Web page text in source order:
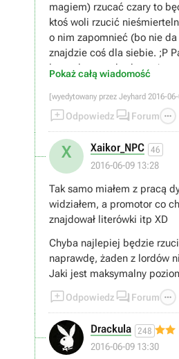
magiem) rzucać czary to
ktoś woli rzucić
o nim zapomnieć (bo nie
znajdzie coś dla siebie. ;P
legendarnego lorda można
trzeba tylko spełnić
Pokaż całą wiadomość
[wyedytowany przez Jeyhard 2016-
Odpowiedz  Forum 
X Xaikor_NPC 46
2016-06-09 13:28
Tak samo miałem z pracą
widziałem, a promotor co
znajdował literówki itp XD
Chyba najlepiej będzie
naprawdę, żaden z lordów
Jaki jest maksymalny
Odpowiedz  Forum 
Drackula 248
2016-06-09 13:30